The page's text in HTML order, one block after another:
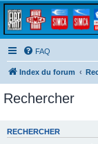
FAQ
Index du forum
Rechercher
RECHERCHER